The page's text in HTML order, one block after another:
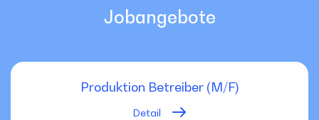
Jobangebote
Produktion Betreiber (M/F)
Detail